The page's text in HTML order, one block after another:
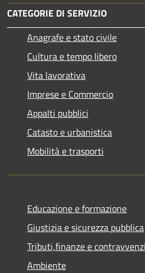
CATEGORIE DI SERVIZIO
Anagrafe e stato civile
Cultura e tempo libero
Vita lavorativa
Imprese e Commercio
Appalti pubblici
Catasto e urbanistica
Mobilità e trasporti
Educazione e formazione
Giustizia e sicurezza pubblica
Tributi,finanze e
Ambiente